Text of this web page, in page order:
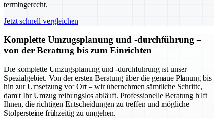
termingerecht.
Jetzt schnell vergleichen
Komplette Umzugsplanung und -durchführung –
von der Beratung bis zum Einrichten
Die komplette Umzugsplanung und -durchführung ist unser
Spezialgebiet. Von der ersten Beratung über die genaue Planung bis
hin zur Umsetzung vor Ort – wir übernehmen sämtliche Schritte,
damit Ihr Umzug reibungslos abläuft. Professionelle Beratung hilft
Ihnen, die richtigen Entscheidungen zu treffen und mögliche
Stolpersteine frühzeitig zu umgehen.